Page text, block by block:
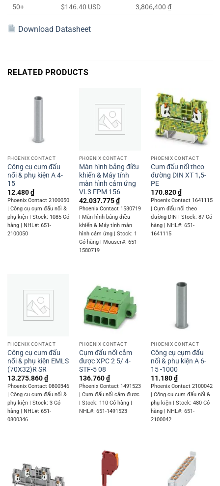
50+ $146.40 USD 3,806,400 ₫
Download Datasheet
RELATED PRODUCTS
PHOENIX CONTACT
Công cụ cụm đấu
nối & phụ kiện A 4-
15
12.480₫
Phoenix Contact 2100050
| Công cụ cụm đấu nối &
phụ kiện | Stock: 1085 Có
hàng | NHL#: 651-
2100050
PHOENIX CONTACT
Màn hình bảng điều
khiển & Máy tính
màn hình cảm ứng
VL3 FPM 156
42.037.775₫
Phoenix Contact 1580719
| Màn hình bảng điều
khiển & Máy tính màn
hình cảm ứng | Stock: 1
Có hàng | Mouser#: 651-
1580719
PHOENIX CONTACT
Cụm đấu nối theo
đường DIN XT 1,5-
PE
170.820₫
Phoenix Contact 1641115
| Cụm đấu nối theo
đường DIN | Stock: 87 Có
hàng | NHL#: 651-
1641115
PHOENIX CONTACT
Công cụ cụm đấu
nối & phụ kiện EMLS
(70X32)R SR
13.275.860₫
Phoenix Contact 0800346
| Công cụ cụm đấu nối &
phụ kiện | Stock: 3 Có
hàng | NHL#: 651-
0800346
PHOENIX CONTACT
Cụm đấu nối cắm
được XPC 2 5/ 4-
STF-5 08
136.760₫
Phoenix Contact 1491523
| Cụm đấu nối cắm được
| Stock: 110 Có hàng |
NHL#: 651-1491523
PHOENIX CONTACT
Công cụ cụm đấu
nối & phụ kiện A 6-
15 -1000
11.180₫
Phoenix Contact 2100042
| Công cụ cụm đấu nối &
phụ kiện | Stock: 480 Có
hàng | NHL#: 651-
2100042